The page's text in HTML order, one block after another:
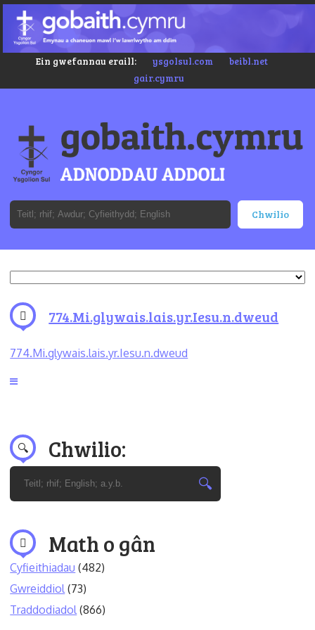
Ein gwefannau eraill: ysgolsul.com
beibl.net
gair.cymru
774.Mi.glywais.lais.yr.Iesu.n.dweud
774.Mi.glywais.lais.yr.Iesu.n.dweud
Chwilio:
Math o gân
Cyfieithiadau (482)
Gwreiddiol (73)
Traddodiadol (866)